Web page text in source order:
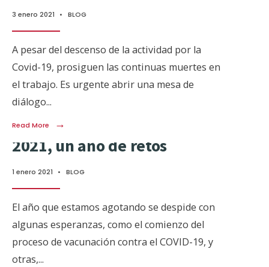
3 enero 2021 • BLOG
A pesar del descenso de la actividad por la
Covid-19, prosiguen las continuas muertes en
el trabajo. Es urgente abrir una mesa de
diálogo...
Read More →
2021, un año de retos
1 enero 2021 • BLOG
El año que estamos agotando se despide con
algunas esperanzas, como el comienzo del
proceso de vacunación contra el COVID-19, y
otras,...